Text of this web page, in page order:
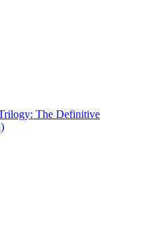
The Definitive